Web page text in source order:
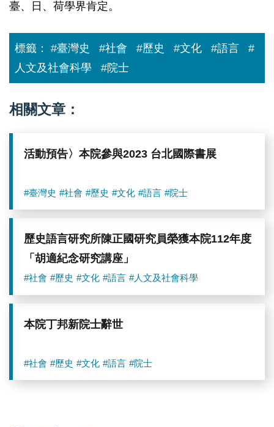
臺、日、荷學界肯定。
標籤： #臺灣史 #社會 #歷史 #文化 #語言
#
人文及社會科學
#院士
相關文章：
活動預告〉本院參與2023 台北國際書展
#臺灣史 #社會 #歷史 #文化 #語言 #院士
歷史語言研究所陳正國研究員榮獲本院112年度
「胡適紀念研究講座」
#社會 #歷史 #文化 #語言 #人文及社會科學
本院丁邦新院士辭世
#社會 #歷史 #文化 #語言 #院士